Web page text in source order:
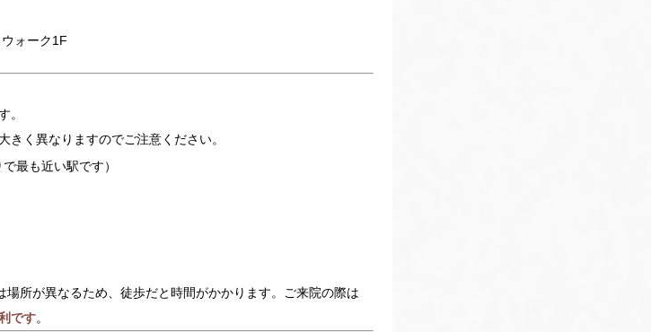
ォーク1F
。
く異なりますのでご注意ください。
最も近い駅です）
所が異なるため、徒歩だと時間がかかります。ご来院の際は
です。